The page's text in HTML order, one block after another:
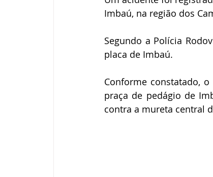
Imbaú, na região dos
Segundo a Polícia
placa de Imbaú.
Conforme constatado,
praça de pedágio de
contra a mureta central